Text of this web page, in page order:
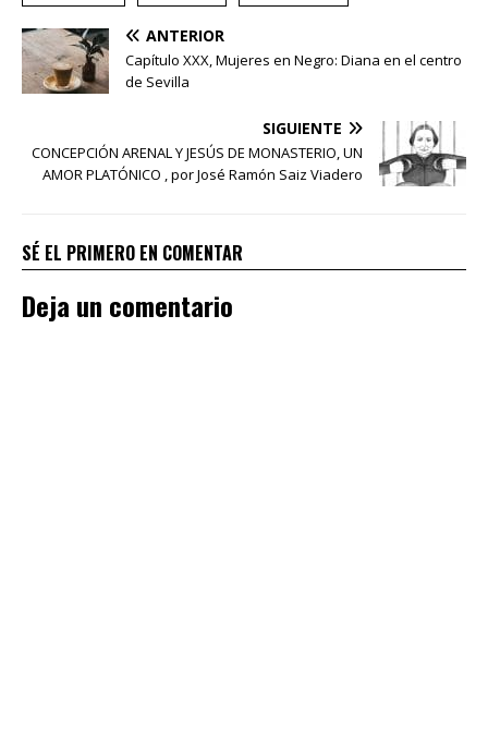
ANTERIOR
Capítulo XXX, Mujeres en Negro: Diana en el centro
de Sevilla
SIGUIENTE
CONCEPCIÓN ARENAL Y JESÚS DE MONASTERIO, UN
AMOR PLATÓNICO , por José Ramón Saiz Viadero
SÉ EL PRIMERO EN COMENTAR
Deja un comentario